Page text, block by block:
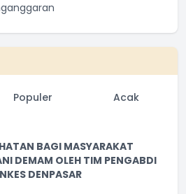
Populer Acak
BAGI MASYARAKAT
DEMAM OLEH TIM PENGABDI
DENPASAR